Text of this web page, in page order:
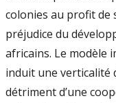
colonies au profit de
préjudice du
africains. Le modèle
induit une verticalité
détriment d’une